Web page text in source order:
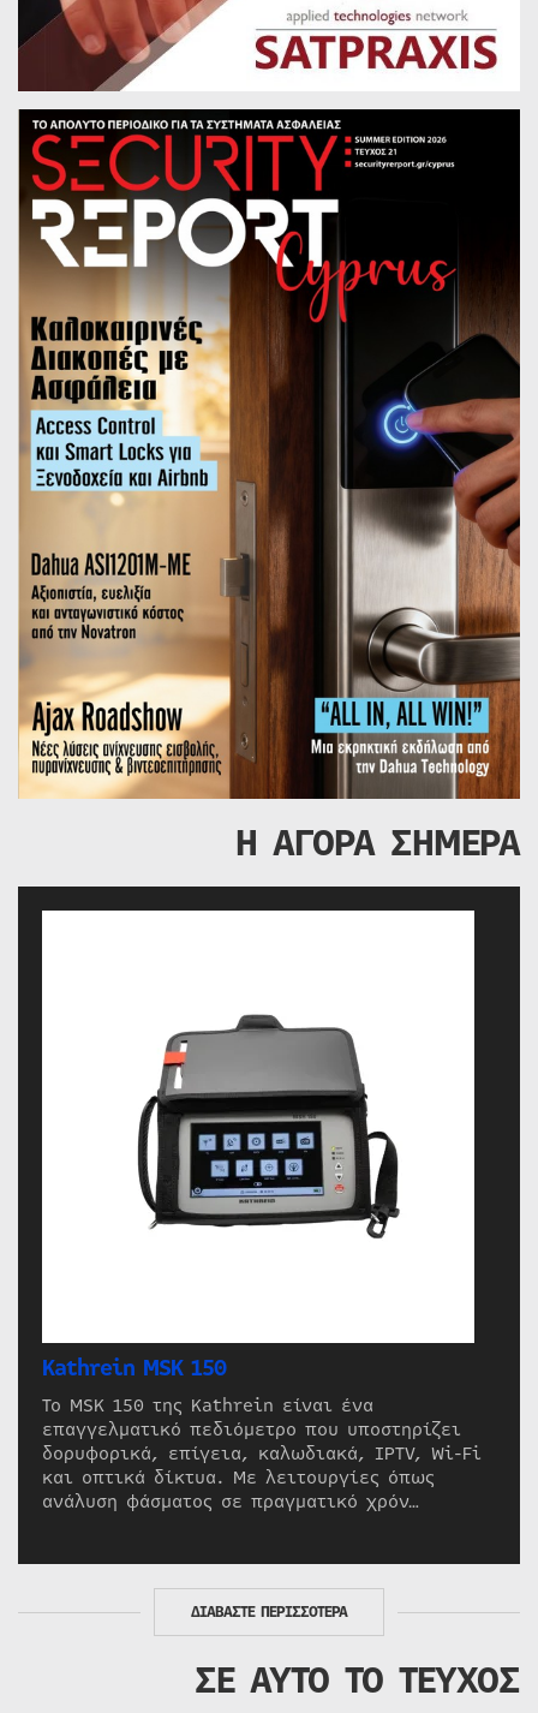
Η ΑΓΟΡΑ ΣΗΜΕΡΑ
Kathrein MSK 150
Το MSK 150 της Kathrein είναι ένα
επαγγελματικό πεδιόμετρο που υποστηρίζει
δορυφορικά, επίγεια, καλωδιακά, IPTV, Wi-Fi
και οπτικά δίκτυα. Με λειτουργίες όπως
ανάλυση φάσματος σε πραγματικό χρόν…
ΔΙΑΒΑΣΤΕ ΠΕΡΙΣΣΟΤΕΡΑ
ΣΕ ΑΥΤΟ ΤΟ ΤΕΥΧΟΣ